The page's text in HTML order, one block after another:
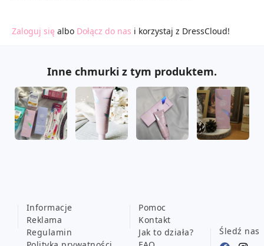
Zaloguj się albo Dołącz do nas i korzystaj z DressCloud!
Inne chmurki z tym produktem.
Informacje
Reklama
Regulamin
Pomoc
Kontakt
Jak to działa?
Śledź nas